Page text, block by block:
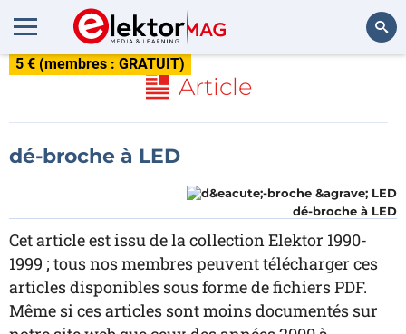
5 € (membres : GRATUIT)
Article
dé-broche à LED
dé-broche à LED
Cet article est issu de la collection Elektor 1990-
1999 ; tous nos membres peuvent télécharger ces
articles disponibles sous forme de fichiers PDF.
Même si ces articles sont moins documentés sur